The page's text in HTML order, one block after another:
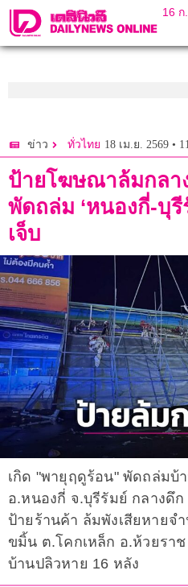
16 ก
ข่าว ทั่วไทย 18 เม.ย. 2569 •
ป้ายโฆษณาล้มกลา
พัดถล่ม ‘หนองกี่-บุ
เจ็บ
เกิด "พายุฤดูร้อน" พัดถล่มบ้
อ.หนองกี่ จ.บุรีรัมย์ กลางดึ
ป้ายร้านค้า ล้มพังเสียหาย
ขมิ้น ต.โคกเหล็ก อ.ห้วยรา
บ้านปลิวหาย 16 หลัง